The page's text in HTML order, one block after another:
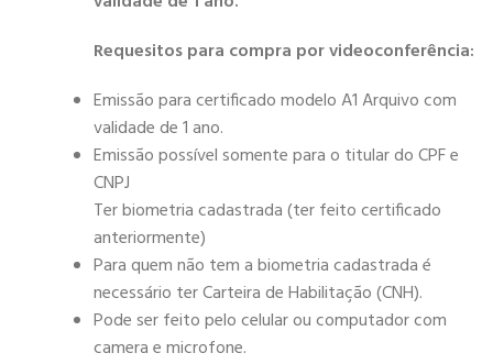
Requesitos para compra por videoconferência:
Emissão para certificado modelo A1 Arquivo com
validade de 1 ano.
Emissão possível somente para o titular do CPF e
CNPJ
Ter biometria cadastrada (ter feito certificado
anteriormente)
Para quem não tem a biometria cadastrada é
necessário ter Carteira de Habilitação (CNH).
Pode ser feito pelo celular ou computador com
camera e microfone.